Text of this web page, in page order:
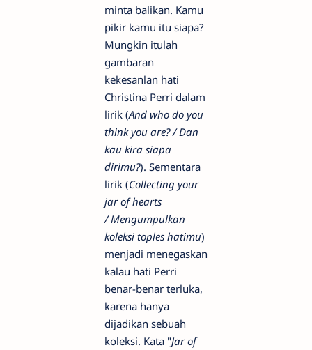
minta balikan. Kamu
pikir kamu itu siapa?
Mungkin itulah
gambaran
kekesanlan hati
Christina Perri dalam
lirik (And who do you
think you are? / Dan
kau kira siapa
dirimu?). Sementara
lirik (Collecting your
jar of hearts
/ Mengumpulkan
koleksi toples hatimu)
menjadi menegaskan
kalau hati Perri
benar-benar terluka,
karena hanya
dijadikan sebuah
koleksi. Kata "Jar of